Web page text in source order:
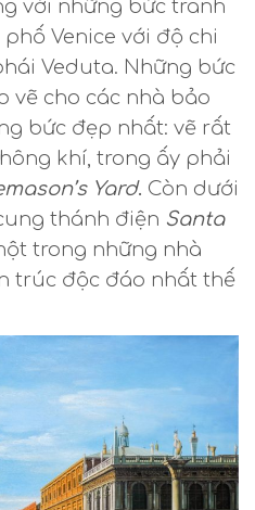
với những bức tranh
Venice với độ chi
Veduta. Những bức
vẽ cho các nhà bảo
bức đẹp nhất: vẽ rất
khí, trong ấy phải
Yard. Còn dưới
thánh điện Santa
trong những nhà
trúc độc đáo nhất thế